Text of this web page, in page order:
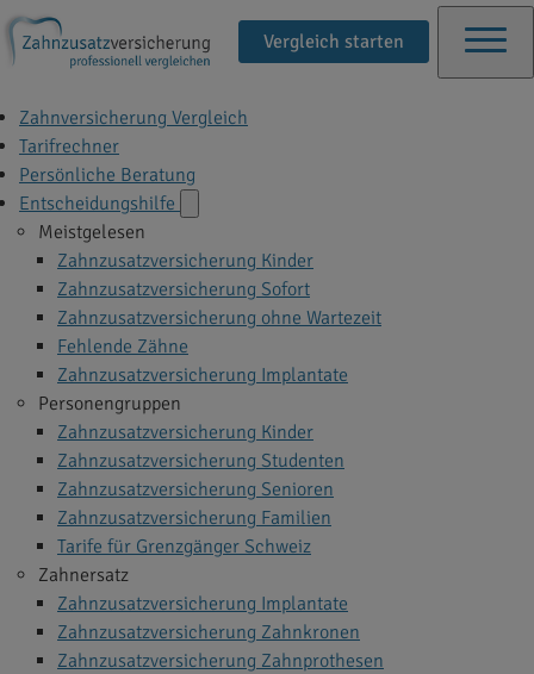
Vergleich starten
Zahnversicherung Vergleich
Tarifrechner
Persönliche Beratung
Entscheidungshilfe
Meistgelesen
Zahnzusatzversicherung Kinder
Zahnzusatzversicherung Sofort
Zahnzusatzversicherung ohne Wartezeit
Fehlende Zähne
Zahnzusatzversicherung Implantate
Personengruppen
Zahnzusatzversicherung Kinder
Zahnzusatzversicherung Studenten
Zahnzusatzversicherung Senioren
Zahnzusatzversicherung Familien
Tarife für Grenzgänger Schweiz
Zahnersatz
Zahnzusatzversicherung Implantate
Zahnzusatzversicherung Zahnkronen
Zahnzusatzversicherung Zahnprothesen